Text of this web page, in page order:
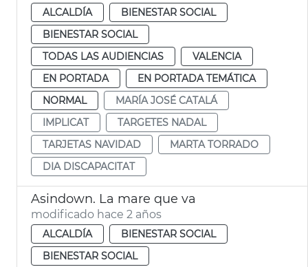
ALCALDÍA
BIENESTAR SOCIAL
BIENESTAR SOCIAL
TODAS LAS AUDIENCIAS
VALENCIA
EN PORTADA
EN PORTADA TEMÁTICA
NORMAL
MARÍA JOSÉ CATALÁ
IMPLICAT
TARGETES NADAL
TARJETAS NAVIDAD
MARTA TORRADO
DIA DISCAPACITAT
Asindown. La mare que va
modificado hace 2 años
ALCALDÍA
BIENESTAR SOCIAL
BIENESTAR SOCIAL